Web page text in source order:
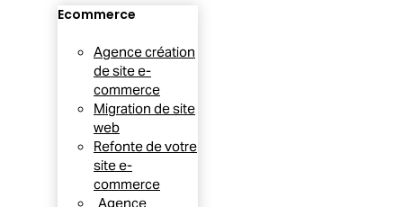
Ecommerce
Agence création
de site e-
commerce
Migration de site
web
Refonte de votre
site e-
commerce
Agence